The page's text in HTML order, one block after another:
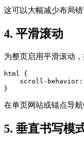
这可以大幅减少布局
4. 平滑滚动
为整页启用平滑滚动，
html {
scroll-behavior:
}
在单页网站或锚点导航
5. 垂直书写模